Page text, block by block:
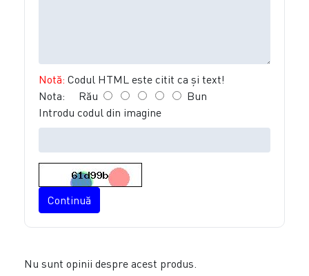
Notă: Codul HTML este citit ca şi text!
Nota: Rău
Bun
Introdu codul din imagine
Continuă
Nu sunt opinii despre acest produs.